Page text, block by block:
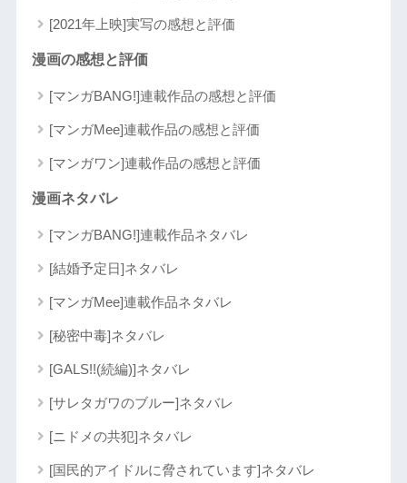
[2021年上映]実写の感想と評価
漫画の感想と評価
[マンガBANG!]連載作品の感想と評価
[マンガMee]連載作品の感想と評価
[マンガワン]連載作品の感想と評価
漫画ネタバレ
[マンガBANG!]連載作品ネタバレ
[結婚予定日]ネタバレ
[マンガMee]連載作品ネタバレ
[秘密中毒]ネタバレ
[GALS!!(続編)]ネタバレ
[サレタガワのブルー]ネタバレ
[ニドメの共犯]ネタバレ
[国民的アイドルに脅されています]ネタバレ